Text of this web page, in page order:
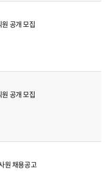
공개 모집
공개 모집
원 채용공고